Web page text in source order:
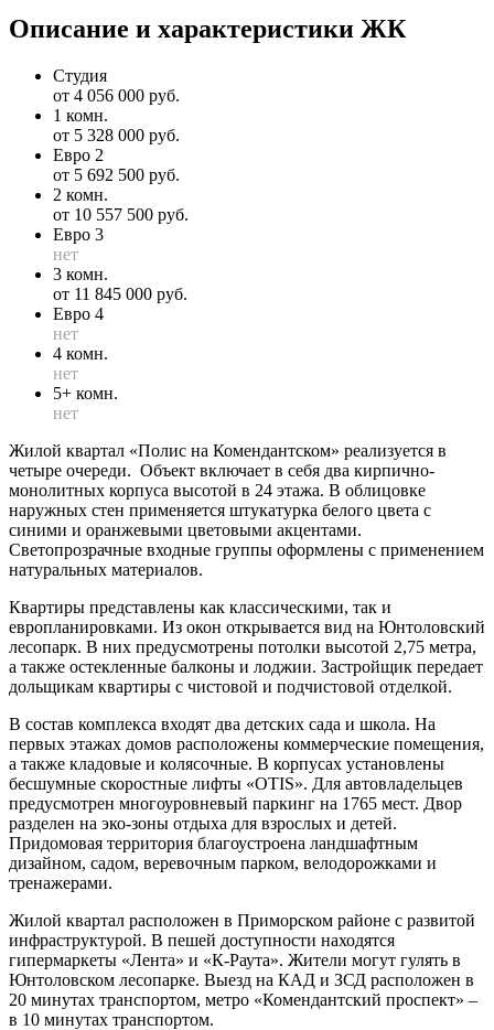
Описание и характеристики ЖК
Студия
от 4 056 000 руб.
1 комн.
от 5 328 000 руб.
Евро 2
от 5 692 500 руб.
2 комн.
от 10 557 500 руб.
Евро 3
нет
3 комн.
от 11 845 000 руб.
Евро 4
нет
4 комн.
нет
5+ комн.
нет
Жилой квартал «Полис на Комендантском» реализуется в
четыре очереди. Объект включает в себя два кирпично-
монолитных корпуса высотой в 24 этажа. В облицовке
наружных стен применяется штукатурка белого цвета с
синими и оранжевыми цветовыми акцентами.
Светопрозрачные входные группы оформлены с применением
натуральных материалов.
Квартиры представлены как классическими, так и
европланировками. Из окон открывается вид на Юнтоловский
лесопарк. В них предусмотрены потолки высотой 2,75 метра,
а также остекленные балконы и лоджии. Застройщик передает
дольщикам квартиры с чистовой и подчистовой отделкой.
В состав комплекса входят два детских сада и школа. На
первых этажах домов расположены коммерческие помещения,
а также кладовые и колясочные. В корпусах установлены
бесшумные скоростные лифты «OTIS». Для автовладельцев
предусмотрен многоуровневый паркинг на 1765 мест. Двор
разделен на эко-зоны отдыха для взрослых и детей.
Придомовая территория благоустроена ландшафтным
дизайном, садом, веревочным парком, велодорожками и
тренажерами.
Жилой квартал расположен в Приморском районе с развитой
инфраструктурой. В пешей доступности находятся
гипермаркеты «Лента» и «К-Раута». Жители могут гулять в
Юнтоловском лесопарке. Выезд на КАД и ЗСД расположен в
20 минутах транспортом, метро «Комендантский проспект» –
в 10 минутах транспортом.